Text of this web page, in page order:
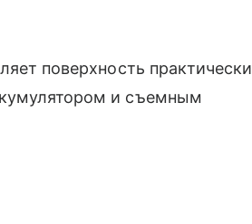
поверхность практически
и съемным